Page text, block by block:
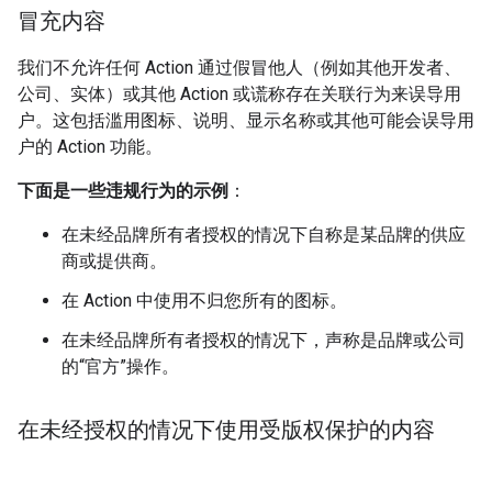
冒充内容
我们不允许任何 Action 通过假冒他人（例如其他开发者、
公司、实体）或其他 Action 或谎称存在关联行为来误导用
户。这包括滥用图标、说明、显示名称或其他可能会误导用
户的 Action 功能。
下面是一些违规行为的示例 ：
在未经品牌所有者授权的情况下自称是某品牌的供应
商或提供商。
在 Action 中使用不归您所有的图标。
在未经品牌所有者授权的情况下，声称是品牌或公司
的“官方”操作。
在未经授权的情况下使用受版权保护的内容